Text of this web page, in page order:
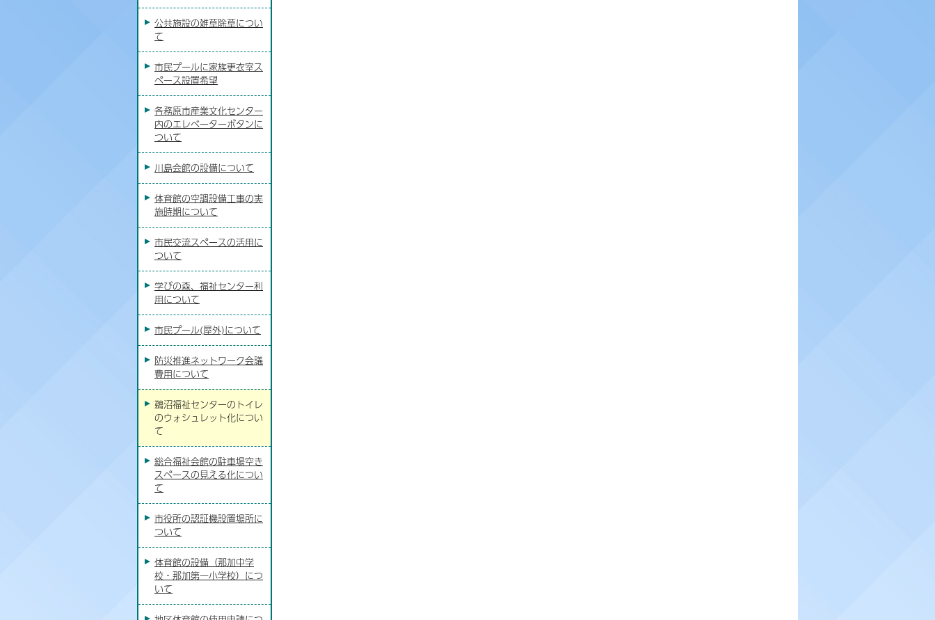
公共施設の雑草除草につい
て
市民プールに家族更衣室ス
ペース設置希望
各務原市産業文化センター
内のエレベーターボタンに
ついて
川島会館の設備について
体育館の空調設備工事の実
施時期について
市民交流スペースの活用に
ついて
学びの森、福祉センター利
用について
市民プール(屋外)について
防災推進ネットワーク会議
費用について
鵜沼福祉センターのトイレ
のウォシュレット化につい
て
総合福祉会館の駐車場空き
スペースの見える化につい
て
市役所の認証機設置場所に
ついて
体育館の設備（那加中学
校・那加第一小学校）につ
いて